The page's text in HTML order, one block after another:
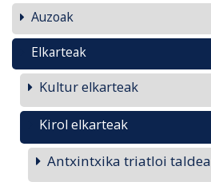
Auzoak
Elkarteak
Kultur elkarteak
Kirol elkarteak
Antxintxika triatloi taldea